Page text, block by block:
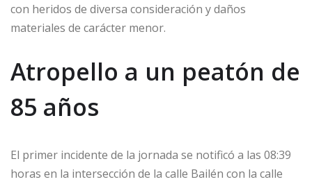
con heridos de diversa consideración y daños
materiales de carácter menor.
Atropello a un peatón de
85 años
El primer incidente de la jornada se notificó a las 08:39
horas en la intersección de la calle Bailén con la calle